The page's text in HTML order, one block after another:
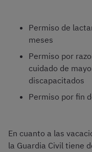
Permiso de
meses
Permiso por
cuidado de
discapacitados
Permiso por fin
En cuanto a las
la Guardia Civil tiene